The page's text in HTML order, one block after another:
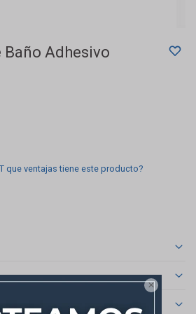

Baño Adhesivo
que ventajas tiene este producto?